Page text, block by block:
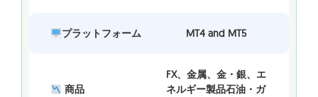
プラットフォーム MT4 and MT5
商品
FX、金属、金・銀、エ
ネルギー製品石油・ガ